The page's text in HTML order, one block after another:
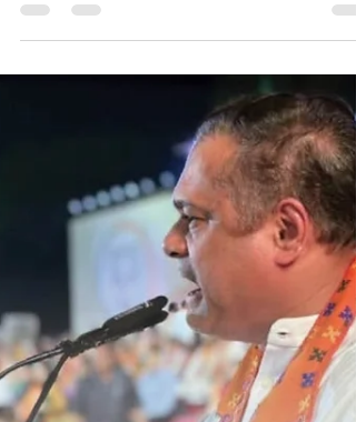
अमित साटम यांनी दिले मुंबईची
सुरक्षा आणि विकासाला प्राधान्य
🔏 [ ⏺️ साटम पॅटर्न ] ▪️==================▪️
साटम यांनी दिले मुंबईची सुरक्षा आणि विकासाला प्राधान्य ● मुंबई
शहराला भ्रष्टाचारमुक्त करण्यासाठी आणि येथील प्रशासनात
पारदर्शकता आणण्यासाठी महायुती कटिबद्ध आहे. गेल्या अनेक
वर्षांपासून मुंबईच्या तिजोरीवर डल्ला मारणाऱ्यांना चपराक देण्यासाठी
आता खंबीर नेतृत्वाची गरज आहे. हे नेतृत्व एखादी माता किंवा
करेल, असा विश्वास भाजपाचे मुंबई अध्यक्ष अमित साटम यांनी
केला. यामुळे मुंबईचा कारभार अधिक सुरक्षित आणि जनहितार्थ
होईल, असे